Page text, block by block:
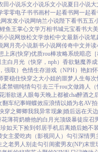
田小说乐文小说乐文小说夏日小说大
零零电子书书画村一起看书网一起看
发发小说网纳兰小说陛下看书五五
鱼王掌心文学万相书城元宝看书大
小说网放松文学放松中文最新小说笔
网 月亮小说新书小说网传奇中文并读
上床(快穿)优质rou棒攻略系统暗恋［
白月光（快穿，nph） 香欲魅魔养
强取） 色情生存游戏（NPH） 艳妇
要稳住快穿之大小姐的噩梦人生每次
柔禁锢纯情勾引 去三千rou文做路人（
渐欲迷人眼每天晚上都被cha醉酒之
翻车纪事蝴蝶效应浪情以婚为名AV
穿之卿卿我我异常现象|婚后远在天边
花薄荷奶糖他的白月光顶级暴徒应召
珍如天下捡到邻居手机后离婚后她不
女主爱吃肉 （影视同人）勾引深情男
之老男人别走勾引闺蜜男友(NP)末世